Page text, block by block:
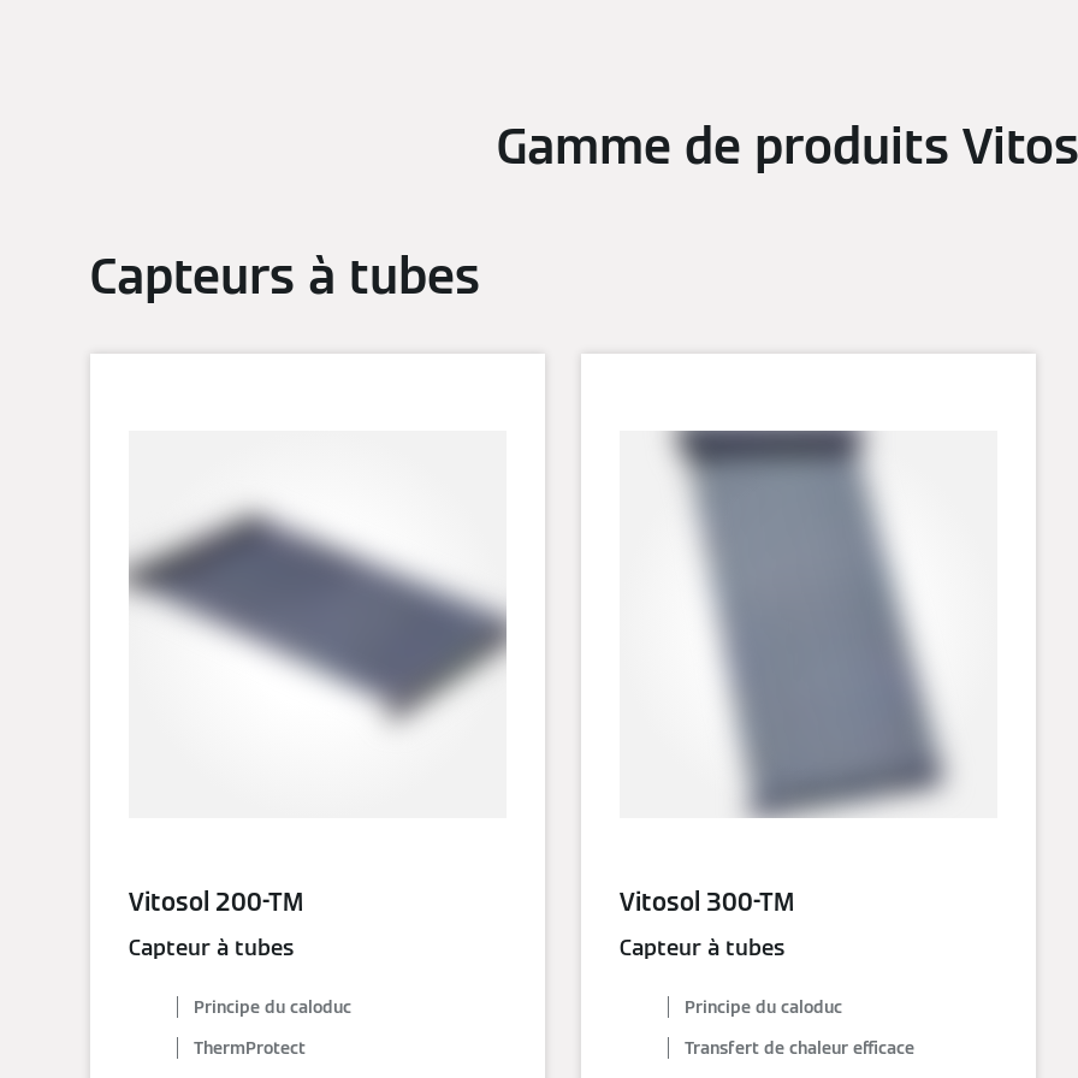
Gamme de produits
Capteurs à tubes
Vitosol 200-TM
Capteur à tubes
Principe du caloduc
ThermProtect
Vitosol 300-TM
Capteur à tubes
Principe du caloduc
Transfert de chaleur efficace